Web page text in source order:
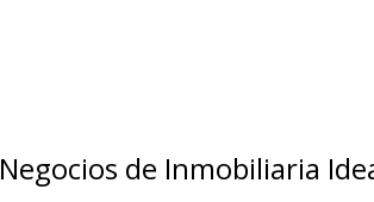
Negocios de Inmobiliaria